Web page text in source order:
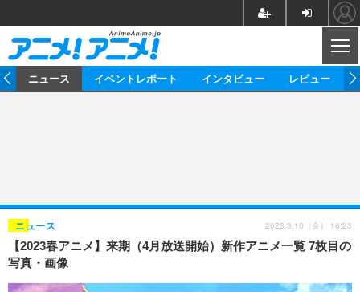
ゲーム グッズ
海外イベント ビジネス
俳優・タレント アーティスト
ビジネス
アニメ 実写
書評 イベント
動画
アニメ 映画/ドラマ
連載・コラム
ニュース イベントレポート インタビュー レビュー
【2023春アニメ】来期（4月放送開始）新作アニメ一覧 7枚目の
写真・画像
ニュース 2023.3.10（金） 16:23